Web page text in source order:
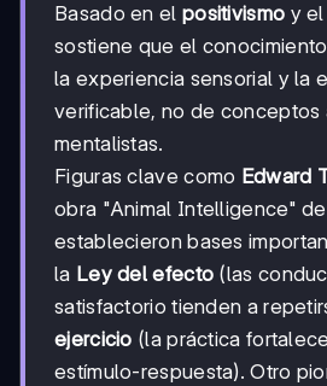
Basado en el positivismo y
sostiene que el
la experiencia sensorial y la
verificable, no de conceptos
mentalistas.
Figuras clave como Edward
obra "Animal Intelligence"
establecieron bases
la Ley del efecto (las
satisfactorio tienden a
ejercicio (la práctica
estímulo-respuesta). Otro